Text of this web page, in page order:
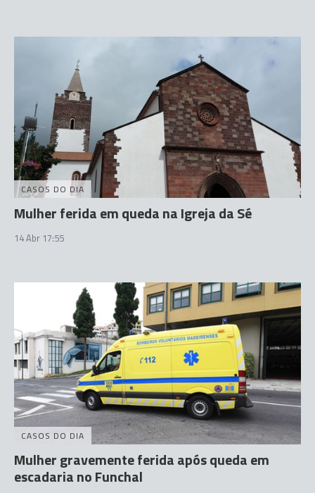
CASOS DO DIA
Mulher ferida em queda na Igreja da Sé
14 Abr 17:55
CASOS DO DIA
Mulher gravemente ferida após queda em
escadaria no Funchal